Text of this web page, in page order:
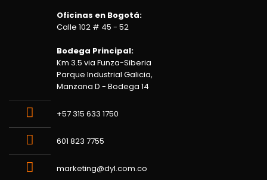
Oficinas en Bogotá:
Calle 102 # 45 - 52
Bodega Principal:
Km 3.5 via Funza-Siberia
Parque Industrial Galicia,
Manzana D - Bodega 14
+57 315 633 1750
601 823 7755
marketing@dyl.com.co